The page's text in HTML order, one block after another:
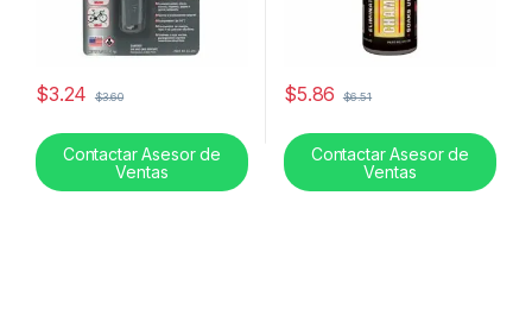
$3.24 $3.60
Contactar Asesor de
Ventas
$5.86 $6.51
Contactar Asesor de
Ventas